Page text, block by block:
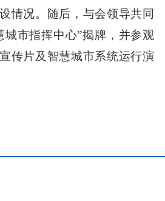
情况。随后，与会领导共同
城市指挥中心”揭牌，并参观
传片及智慧城市系统运行演